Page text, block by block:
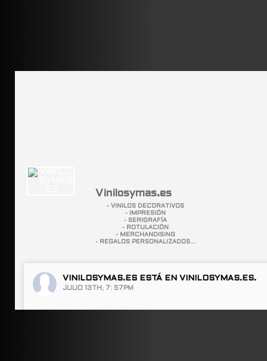
Vinilosymas.es
- VINILOS DECORATIVOS
- IMPRESIÓN
- SERIGRAFÍA
- ROTULACIÓN
- MERCHANDISING
- REGALOS PERSONALIZADOS...
VINILOSYMAS.ES ESTÁ EN VINILOSYMAS.ES.
JULIO 13TH, 7: 57PM